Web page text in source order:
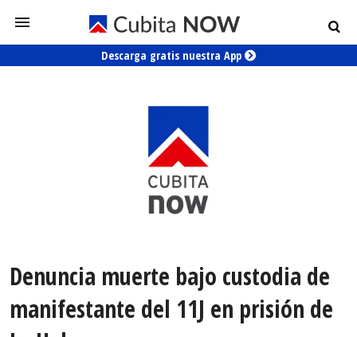
Descarga gratis nuestra App
Denuncia muerte bajo custodia de
manifestante del 11J en prisión de